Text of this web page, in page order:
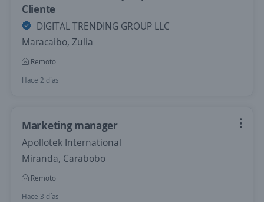
Cliente
DIGITAL TRENDING GROUP LLC
Maracaibo, Zulia
Remoto
Hace 2 días
Marketing manager
Apollotek International
Miranda, Carabobo
Remoto
Hace 3 días